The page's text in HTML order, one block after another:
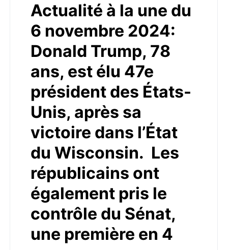
Actualité à la une du
6 novembre 2024:
Donald Trump, 78
ans, est élu 47e
président des États-
Unis, après sa
victoire dans l’État
du Wisconsin. Les
républicains ont
également pris le
contrôle du Sénat,
une première en 4